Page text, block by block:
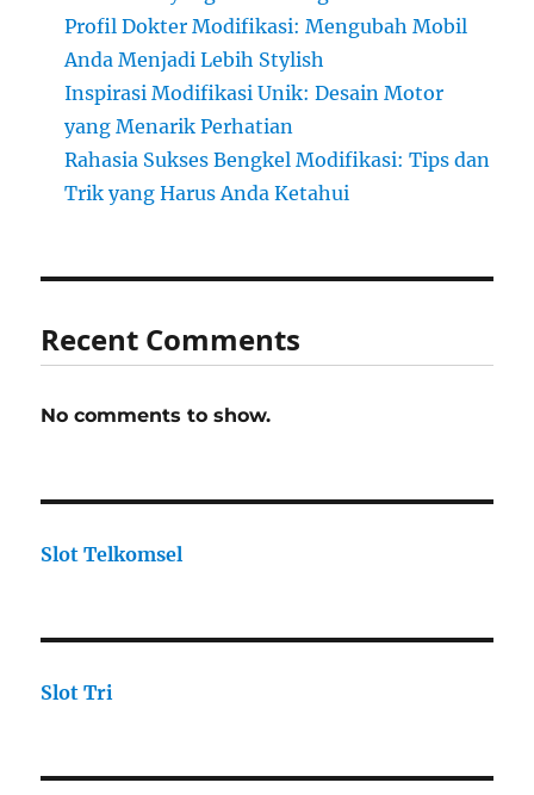
Profil Dokter Modifikasi: Mengubah Mobil
Anda Menjadi Lebih Stylish
Inspirasi Modifikasi Unik: Desain Motor
yang Menarik Perhatian
Rahasia Sukses Bengkel Modifikasi: Tips dan
Trik yang Harus Anda Ketahui
Recent Comments
No comments to show.
Slot Telkomsel
Slot Tri